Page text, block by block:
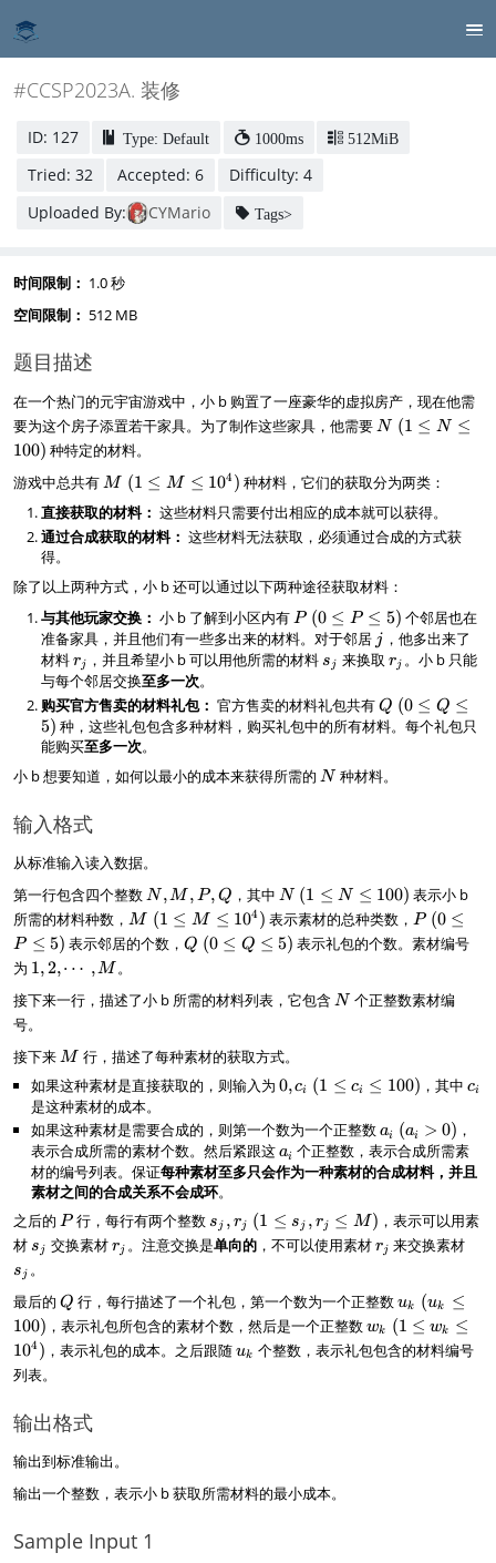
#CCSP2023A. 装修
ID: 127 Type: Default 1000ms 512MiB
Tried: 32 Accepted: 6
Difficulty: 4
Uploaded By:
CYMario Tags>
时间限制： 1.0 秒
空间限制： 512 MB
题目描述
在一个热门的元宇宙游戏中，小 b 购置了一座豪华的虚拟房产，现在他需
要为这个房子添置若干家具。为了制作这些家具，他需要N
1
\l
e
N
e
0
0
)
N (1 ≤ N ≤
100) 种特定的材料。
游戏中总共有M
(1
\l
M
\l
e
1
0
^
4)
M (1 ≤ M ≤ 104 ) 种材料，它们的获取分为两类：
直接获取的材料： 这些材料只需要付出相应的成本就可以获得。
通过合成获取的材料： 这些材料无法获取，必须通过合成的方式获
得。
除了以上两种方式，小 b 还可以通过以下两种途径获取材料：
与其他玩家交换： 小 b 了解到小区内有P
~
(
\
le
P
le
P (0 ≤ P ≤ 5) 个邻居也在
准备家具，并且他们有一些多出来的材料。对于邻居 jj ，他多出来了
材料r
_
j
rj ，并且希望小 b 可以用他所需的材料s
j
s j 来换取r
j
rj 。小 b 只能
与每个邻居交换至多一次。
购买官方售卖的材料礼包： 官方售卖的材料礼包共有Q
~
\l
5
)
Q (0 ≤ Q ≤
5) 种，这些礼包包含多种材料，购买礼包中的所有材料。每个礼包只
能购买至多一次。
小 b 想要知道，如何以最小的成本来获得所需的N
N 种材料。
输入格式
从标准输入读入数据。
第一行包含四个整数N
,
M
,P
Q
N ,M , P, Q ，其中 N
~
(
1
N
e
0
)
N (1 ≤ N ≤ 100) 表示小 b
所需的材料种数，M
~
(1
e
e
1
0
^
4)
M (1 ≤ M ≤ 104 ) 表示素材的总种类数， P
~
(
\
le
5
P (0 ≤
P ≤ 5) 表示邻居的个数， Q
0
Q
\l
5
)
Q (0 ≤ Q ≤ 5) 表示礼包的个数。素材编号
为 1,
\c
d
s,
M
1,2,⋯ ,M 。
接下来一行，描述了小 b 所需的材料列表，它包含N
N 个正整数素材编
号。
接下来M
M 行，描述了每种素材的获取方式。
如果这种素材是直接获取的，则输入为 0
c
_
i
~
1
\
c
_
i
\
)
0, ci (1 ≤ ci ≤ 100) ，其中 c
ci
是这种素材的成本。
如果这种素材是需要合成的，则第一个数为一个正整数a
_i
~
_i
>
ai (ai > 0) ，
表示合成所需的素材个数。然后紧跟这a
_
ai 个正整数，表示合成所需素
材的编号列表。保证每种素材至多只会作为一种素材的合成材料，并且
素材之间的合成关系不会成环。
之后的P
P 行，每行有两个整数s_
j,r
_j
(1
\l
e
s_
s j , rj (1 ≤ s j , rj ≤ M ) ，表示可以用素
材s
_
j
s j 交换素材r
_
rj 。注意交换是单向的，不可以使用素材r
_
rj 来交换素材
s j 。
最后的Q
Q 行，每行描述了一个礼包，第一个数为一个正整数u
_
k
~
uk (uk
≤
100) ，表示礼包所包含的素材个数，然后是一个正整数w
_
k
wk (1 ≤ wk
≤
104 ) ，表示礼包的成本。之后跟随u
uk 个整数，表示礼包包含的材料编号
列表。
输出格式
输出到标准输出。
输出一个整数，表示小 b 获取所需材料的最小成本。
Sample Input 1